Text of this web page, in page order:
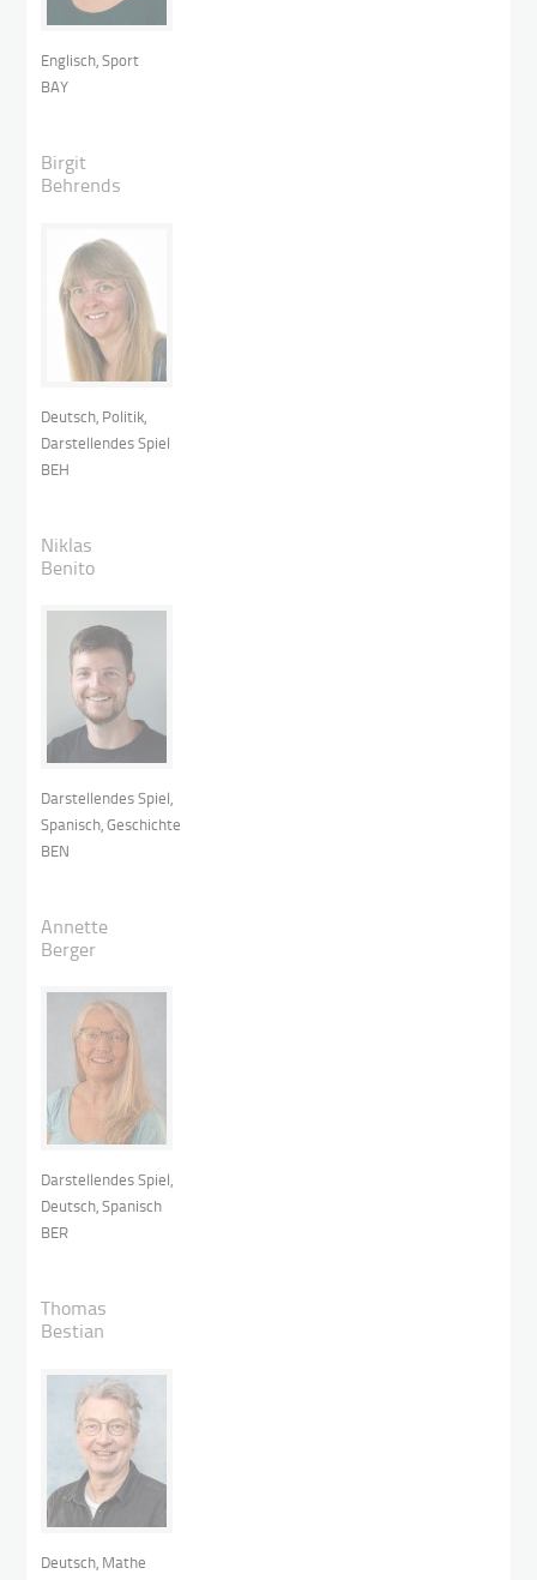
Englisch, Sport
BAY
Birgit
Behrends
Deutsch, Politik,
Darstellendes Spiel
BEH
Niklas
Benito
Darstellendes Spiel,
Spanisch, Geschichte
BEN
Annette
Berger
Darstellendes Spiel,
Deutsch, Spanisch
BER
Thomas
Bestian
Deutsch, Mathe